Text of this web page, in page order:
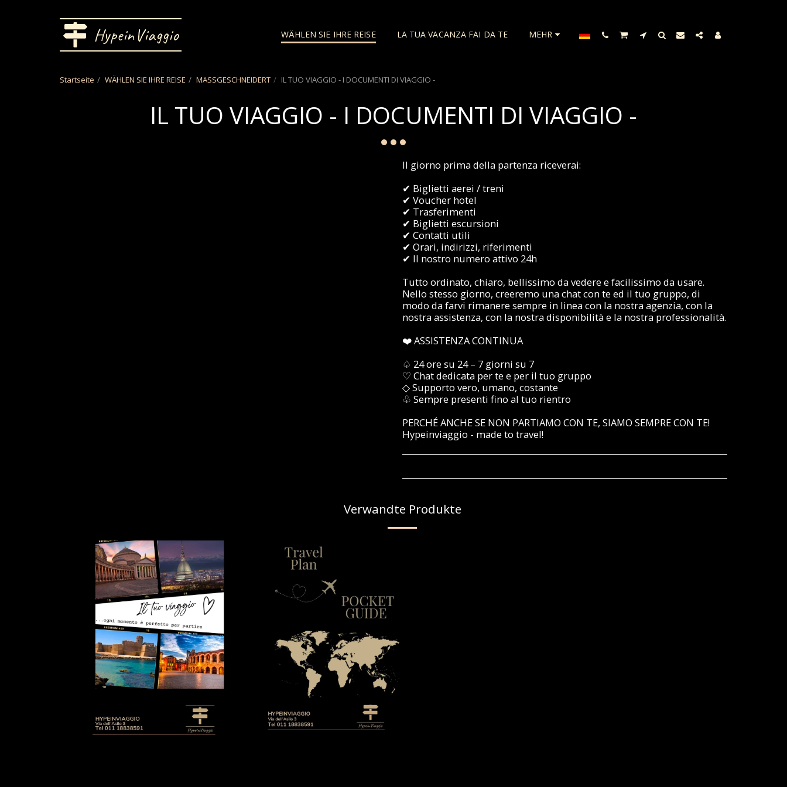
HypeinViaggio WÄHLEN SIE IHRE REISE LA TUA VACANZA FAI DA TE MEHR
Startseite WÄHLEN SIE IHRE REISE MASSGESCHNEIDERT IL TUO VIAGGIO - I DOCUMENTI DI VIAGGIO -
IL TUO VIAGGIO - I DOCUMENTI DI VIAGGIO -
Il giorno prima della partenza riceverai:
✔ Biglietti aerei / treni
✔ Voucher hotel
✔ Trasferimenti
✔ Biglietti escursioni
✔ Contatti utili
✔ Orari, indirizzi, riferimenti
✔ Il nostro numero attivo 24h
Tutto ordinato, chiaro, bellissimo da vedere e facilissimo da usare.
Nello stesso giorno, creeremo una chat con te ed il tuo gruppo, di
modo da farvi rimanere sempre in linea con la nostra agenzia, con la
nostra assistenza, con la nostra disponibilità e la nostra professionalità.
❤️ ASSISTENZA CONTINUA
♤ 24 ore su 24 – 7 giorni su 7
♡ Chat dedicata per te e per il tuo gruppo
◇ Supporto vero, umano, costante
♧ Sempre presenti fino al tuo rientro
PERCHÉ ANCHE SE NON PARTIAMO CON TE, SIAMO SEMPRE CON TE!
Hypeinviaggio - made to travel!
Verwandte Produkte